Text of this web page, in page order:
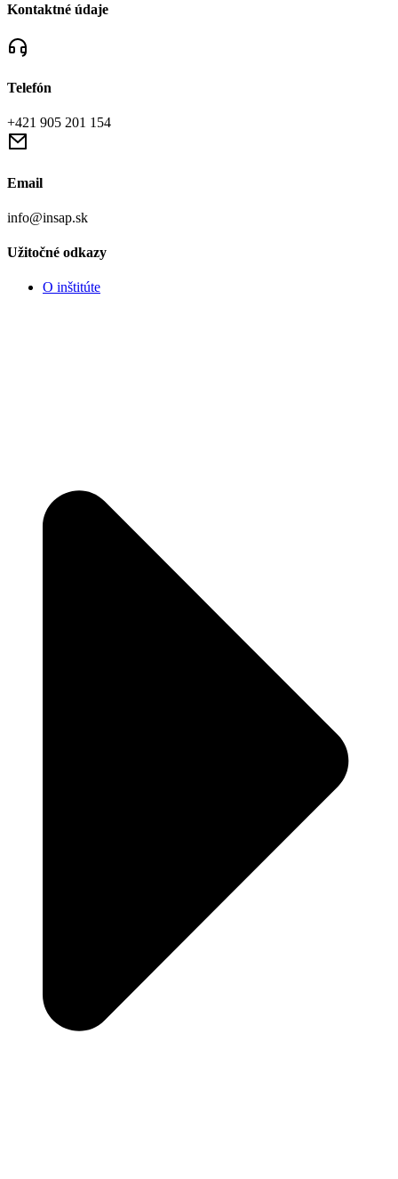
Kontaktné údaje
Telefón
+421 905 201 154
Email
info@insap.sk
Užitočné odkazy
O inštitúte